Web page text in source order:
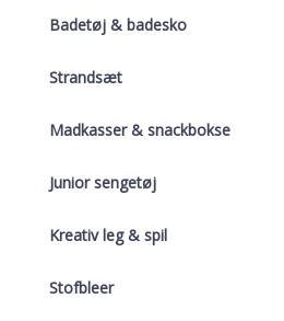
Badetøj & badesko
Strandsæt
Madkasser & snackbokse
Junior sengetøj
Kreativ leg & spil
Stofbleer